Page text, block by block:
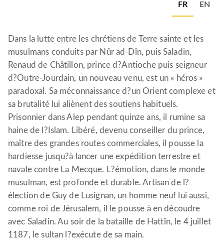
FR EN
Dans la lutte entre les chrétiens de Terre sainte et les
musulmans conduits par Nûr ad-Dîn, puis Saladin,
Renaud de Châtillon, prince d?Antioche puis seigneur
d?Outre-Jourdain, un nouveau venu, est un « héros »
paradoxal. Sa méconnaissance d?un Orient complexe et
sa brutalité lui aliènent des soutiens habituels.
Prisonnier dans Alep pendant quinze ans, il rumine sa
haine de l?Islam. Libéré, devenu conseiller du prince,
maître des grandes routes commerciales, il pousse la
hardiesse jusqu?à lancer une expédition terrestre et
navale contre La Mecque. L?émotion, dans le monde
musulman, est profonde et durable. Artisan de l?
élection de Guy de Lusignan, un homme neuf lui aussi,
comme roi de Jérusalem, il le pousse à en découdre
avec Saladin. Au soir de la bataille de Hattîn, le 4 juillet
1187, le sultan l?exécute de sa main.